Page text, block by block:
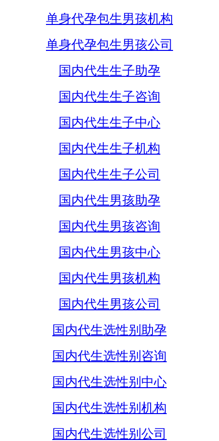
单身代孕包生男孩机构
单身代孕包生男孩公司
国内代生生子助孕
国内代生生子咨询
国内代生生子中心
国内代生生子机构
国内代生生子公司
国内代生男孩助孕
国内代生男孩咨询
国内代生男孩中心
国内代生男孩机构
国内代生男孩公司
国内代生选性别助孕
国内代生选性别咨询
国内代生选性别中心
国内代生选性别机构
国内代生选性别公司